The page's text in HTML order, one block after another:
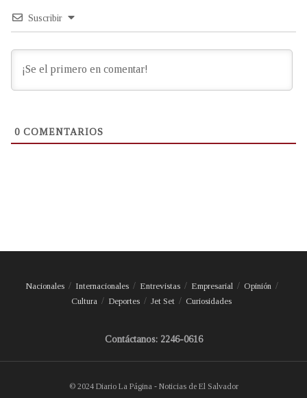
Suscribir
0 COMENTARIOS
Nacionales Internacionales Entrevistas Empresarial
Opinión
Cultura
Deportes Jet Set Curiosidades
Contáctanos: 2246-0616
© 2024 Diario La Página - Noticias de El Salvador